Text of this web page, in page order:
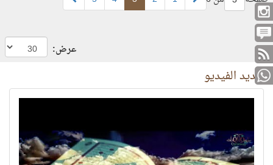
عرض:
جديد الفيديو